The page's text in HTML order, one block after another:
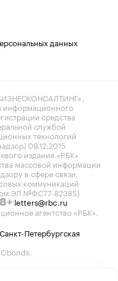
данных
информационного
средства
службой
технологий
09.12.2015
издания «РБК»
массовой информации
в сфере связи,
коммуникаций
ЭЛ №ФС77-82385)
letters@rbc.ru
агентство «РБК».
Санкт-Петербургская